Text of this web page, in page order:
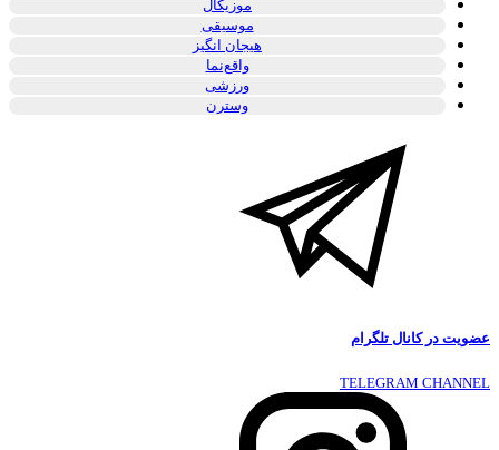
موزیکال
موسیقی
هیجان انگیز
واقع‌نما
ورزشی
وسترن
عضویت در کانال تلگرام
TELEGRAM CHANNEL